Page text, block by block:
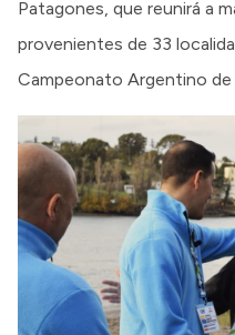
Patagones, que reunirá a
provenientes de 33
Campeonato Argentino de